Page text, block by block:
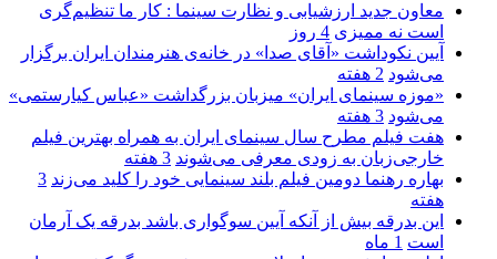
معاون جدید ارزشیابی و نظارت سینما : کار ما تنظیم‌گری
است نه ممیزی 4 روز
آیین نکوداشت «آقای صدا» در خانه‌ی هنرمندان ایران برگزار
می‌شود 2 هفته
«موزه سینمای ایران» میزبان بزرگداشت «عباس کیارستمی»
می‌شود 3 هفته
هفت فیلم مطرح سال سینمای ایران به همراه بهترین فیلم
خارجی‌زبان به زودی معرفی می‌شوند 3 هفته
بهاره رهنما دومین فیلم بلند سینمایی خود را کلید می‌زند 3
هفته
این بدرقه بیش از آنکه آیین سوگواری باشد بدرقه یک آرمان
است 1 ماه